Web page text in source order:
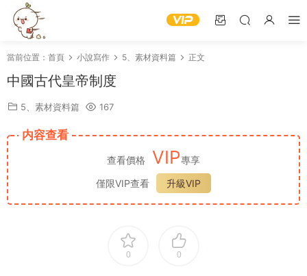
當前位置： 首頁 小說寫作 5、素材資料篇 正文
中國古代皇帝制度
5、素材資料篇 167
内容查看
查看價格 VIP專享
僅限VIP查看
升級VIP
0 0